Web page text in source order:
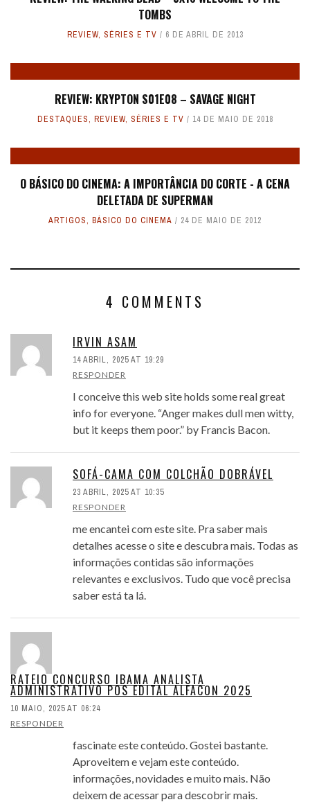
TOMBS
REVIEW, SÉRIES E TV 6 DE ABRIL DE 2013
REVIEW: KRYPTON S01E08 – SAVAGE NIGHT
DESTAQUES, REVIEW, SÉRIES E TV 14 DE MAIO DE 2018
O BÁSICO DO CINEMA: A IMPORTÂNCIA DO CORTE - A CENA
DELETADA DE SUPERMAN
ARTIGOS, BÁSICO DO CINEMA 24 DE MAIO DE 2012
4 COMMENTS
IRVIN ASAM
14 ABRIL, 2025 AT 19:29
RESPONDER
I conceive this web site holds some real great
info for everyone. “Anger makes dull men witty,
but it keeps them poor.” by Francis Bacon.
SOFÁ-CAMA COM COLCHÃO DOBRÁVEL
23 ABRIL, 2025 AT 10:35
RESPONDER
me encantei com este site. Pra saber mais
detalhes acesse o site e descubra mais. Todas as
informações contidas são informações
relevantes e exclusivos. Tudo que você precisa
saber está ta lá.
RATEIO CONCURSO IBAMA ANALISTA
ADMINISTRATIVO POS EDITAL ALFACON 2025
10 MAIO, 2025 AT 06:24
RESPONDER
fascinate este conteúdo. Gostei bastante.
Aproveitem e vejam este conteúdo.
informações, novidades e muito mais. Não
deixem de acessar para descobrir mais.